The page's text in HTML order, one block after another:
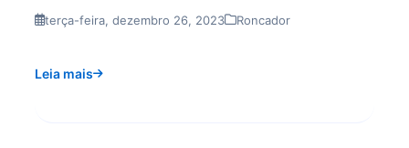
terça-feira, dezembro 26, 2023 Roncador
Leia mais